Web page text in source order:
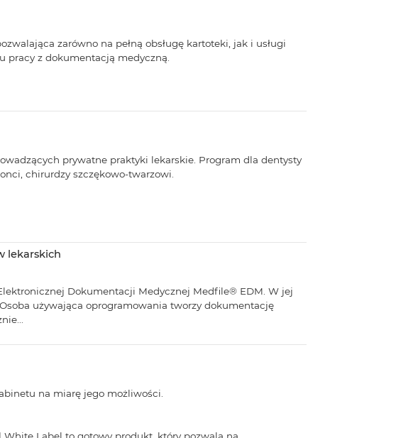
zarówno na pełną obsługę kartoteki, jak i usługi
pracy z dokumentacją medyczną.
prywatne praktyki lekarskie. Program dla dentysty
chirurdzy szczękowo-twarzowi.
lekarskich
Dokumentacji Medycznej Medfile® EDM. W jej
używająca oprogramowania tworzy dokumentację
na miarę jego możliwości.
Label to gotowy produkt, który pozwala na